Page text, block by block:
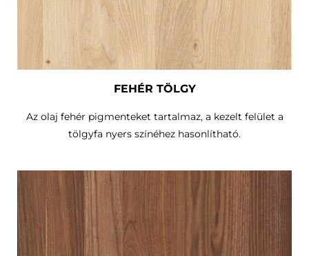
FEHÉR TÖLGY
Az olaj fehér pigmenteket tartalmaz, a kezelt felület a
tölgyfa nyers színéhez hasonlítható.